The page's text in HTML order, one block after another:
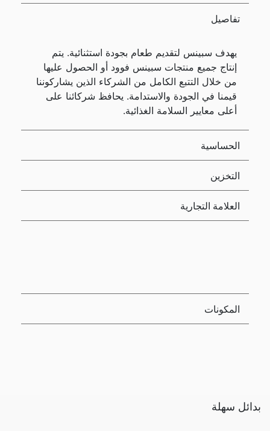
تفاصيل
يهدف سبينس لتقديم طعام بجودة استثنائية. يتم
إنتاج جميع منتجات سبينس فوود أو الحصول عليها
من خلال التتبع الكامل من الشركاء الذين يشاركوننا
قيمنا في الجودة والاستدامة. يحافظ شركائنا على
أعلى معايير السلامة الغذائية.
الحساسية
التخزين
العلامة التجارية
المكونات
بدائل سهلة